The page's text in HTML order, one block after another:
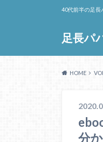
足長パ
40代前半の足長
HOME
分